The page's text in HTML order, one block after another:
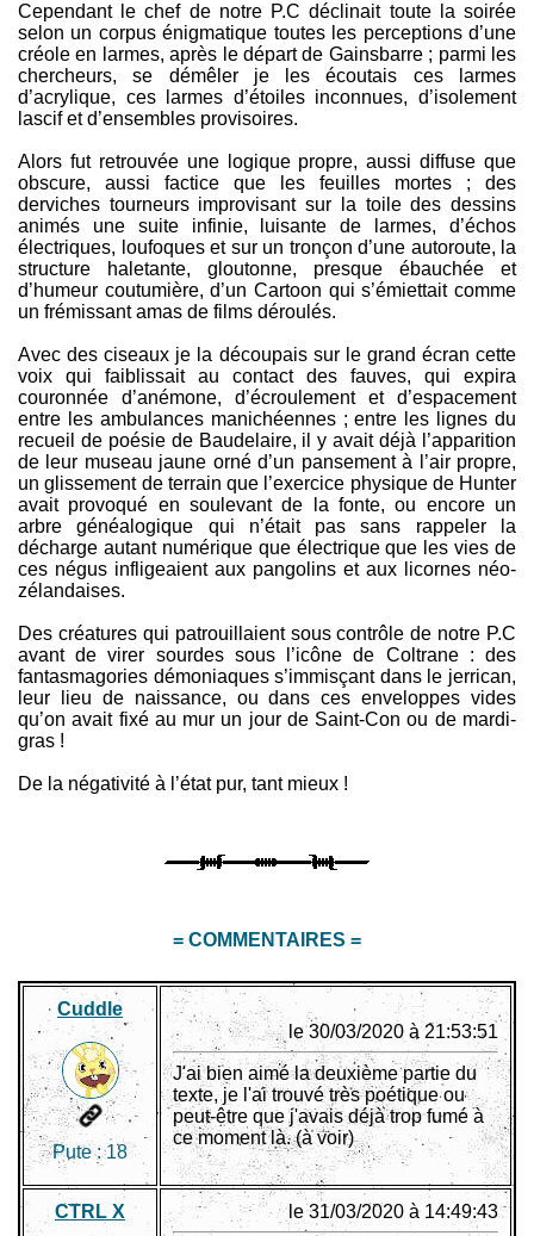
Cependant le chef de notre P.C déclinait toute la soirée
selon un corpus énigmatique toutes les perceptions d’une
créole en larmes, après le départ de Gainsbarre ; parmi les
chercheurs, se démêler je les écoutais ces larmes
d’acrylique, ces larmes d’étoiles inconnues, d’isolement
lascif et d’ensembles provisoires.
Alors fut retrouvée une logique propre, aussi diffuse que
obscure, aussi factice que les feuilles mortes ; des
derviches tourneurs improvisant sur la toile des dessins
animés une suite infinie, luisante de larmes, d’échos
électriques, loufoques et sur un tronçon d’une autoroute, la
structure haletante, gloutonne, presque ébauchée et
d’humeur coutumière, d’un Cartoon qui s’émiettait comme
un frémissant amas de films déroulés.
Avec des ciseaux je la découpais sur le grand écran cette
voix qui faiblissait au contact des fauves, qui expira
couronnée d’anémone, d’écroulement et d’espacement
entre les ambulances manichéennes ; entre les lignes du
recueil de poésie de Baudelaire, il y avait déjà l’apparition
de leur museau jaune orné d’un pansement à l’air propre,
un glissement de terrain que l’exercice physique de Hunter
avait provoqué en soulevant de la fonte, ou encore un
arbre généalogique qui n’était pas sans rappeler la
décharge autant numérique que électrique que les vies de
ces négus infligeaient aux pangolins et aux licornes néo-
zélandaises.
Des créatures qui patrouillaient sous contrôle de notre P.C
avant de virer sourdes sous l’icône de Coltrane : des
fantasmagories démoniaques s’immisçant dans le jerrican,
leur lieu de naissance, ou dans ces enveloppes vides
qu’on avait fixé au mur un jour de Saint-Con ou de mardi-
gras !
De la négativité à l’état pur, tant mieux !
= COMMENTAIRES =
Cuddle
Pute :18
le 30/03/2020 à 21:53:51
J'ai bien aimé la deuxième partie du
texte, je l'ai trouvé très poétique ou
peut-être que j'avais déjà trop fumé à
ce moment là. (à voir)
CTRL X le 31/03/2020 à 14:49:43